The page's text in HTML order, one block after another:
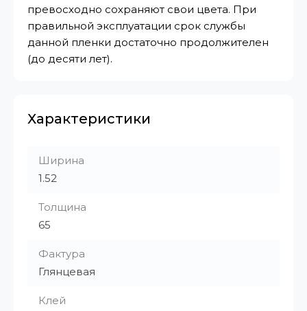
превосходно сохраняют свои цвета. При
правильной эксплуатации срок службы
данной пленки достаточно продолжителен
(до десяти лет).
Характеристики
Ширина
1.52
Толщина
65
Фактура
Глянцевая
Клей